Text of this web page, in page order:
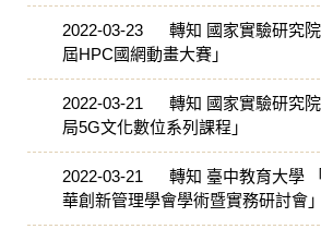
2022-03-23
轉知 國家實驗研究
屆HPC國網動畫大賽」
2022-03-21
轉知 國家實驗研究
局5G文化數位系列課程」
2022-03-21
轉知 臺中教育大學
華創新管理學會學術暨實務研討會」